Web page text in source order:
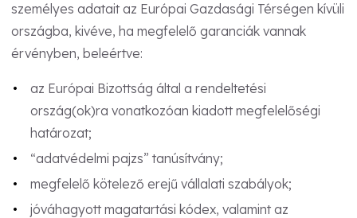
személyes adatait az Európai Gazdasági Térségen kívüli
országba, kivéve, ha megfelelő garanciák vannak
érvényben, beleértve:
az Európai Bizottság által a rendeltetési
ország(ok)ra vonatkozóan kiadott megfelelőségi
határozat;
“adatvédelmi pajzs” tanúsítvány;
megfelelő kötelező erejű vállalati szabályok;
jóváhagyott magatartási kódex, valamint az